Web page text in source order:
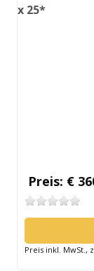
x 25*
Preis: €
Preis inkl. MwSt.,